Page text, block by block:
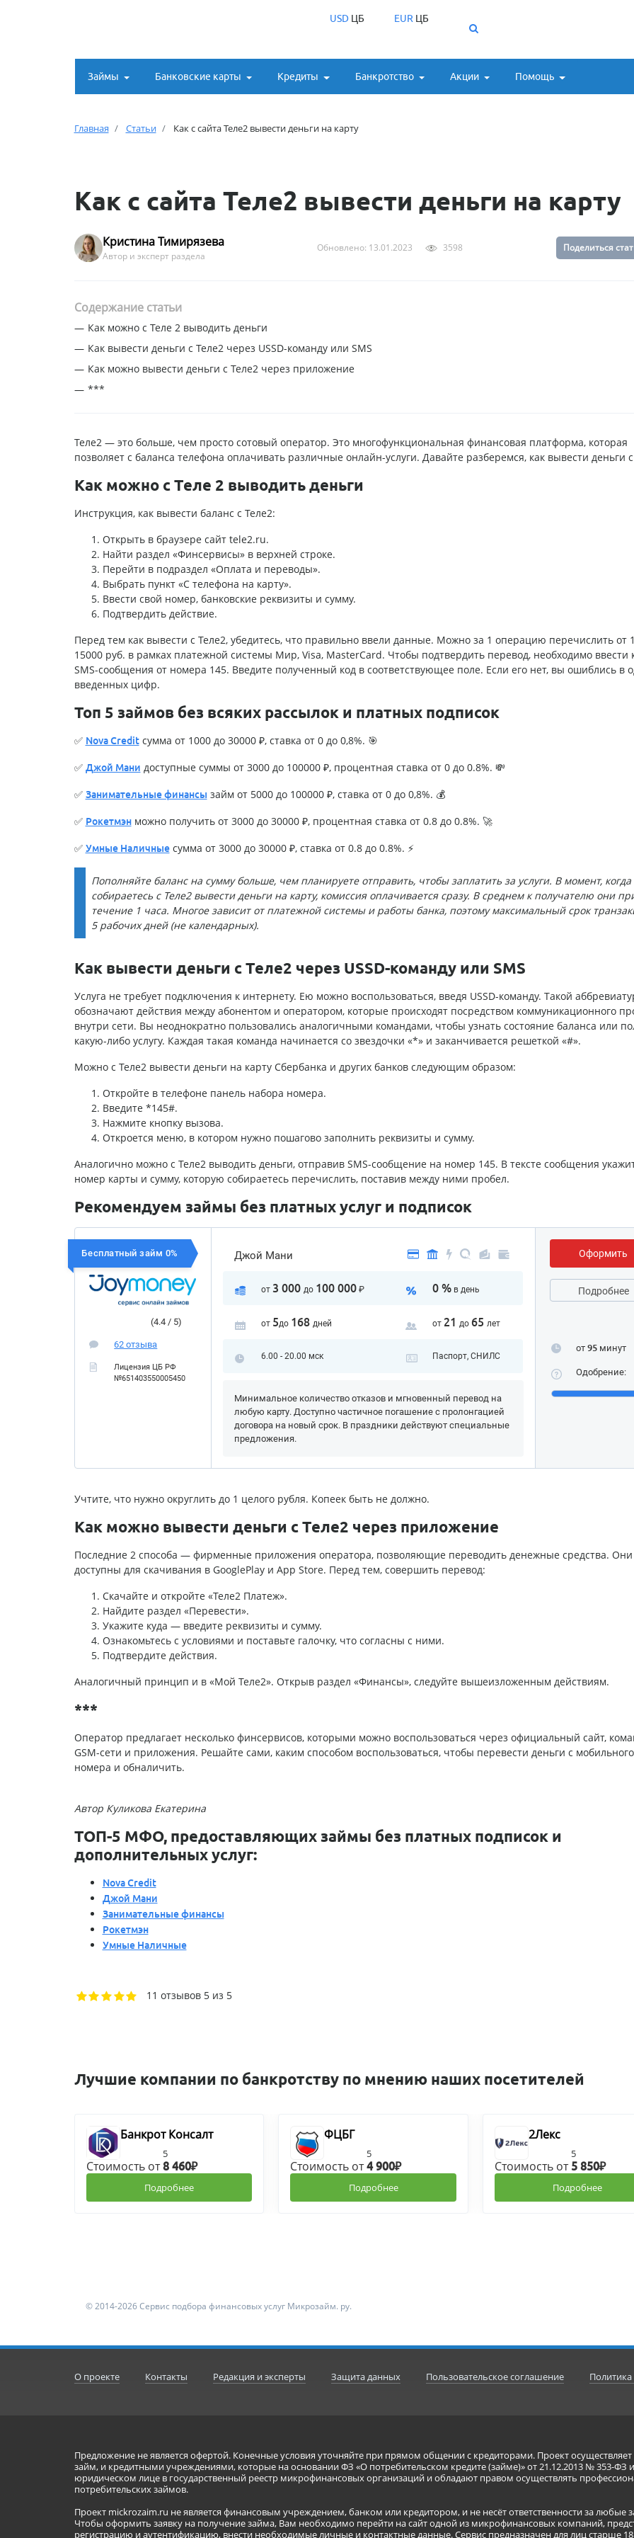
USDЦБ EUR ЦБ
Займы Банковские карты Кредиты Банкротство Акции Помощь
Главная Статьи Как с сайта Теле2 вывести деньги на карту
Как с сайта Теле2 вывести деньги на карту
Кристина Тимирязева
Автор и эксперт раздела
Обновлено: 13.01.2023 3598 Поделиться
Содержание статьи
Как можно с Теле 2 выводить деньги
Как вывести деньги с Теле2 через USSD-команду или SMS
Как можно вывести деньги с Теле2 через приложение
***
Теле2 — это больше, чем просто сотовый оператор. Это многофункциональная финансовая платформа, которая
позволяет с баланса телефона оплачивать различные онлайн-услуги. Давайте разберемся, как вывести деньги
Как можно с Теле 2 выводить деньги
Инструкция, как вывести баланс с Теле2:
Открыть в браузере сайт tele2.ru.
Найти раздел «Финсервисы» в верхней строке.
Перейти в подраздел «Оплата и переводы».
Выбрать пункт «С телефона на карту».
Ввести свой номер, банковские реквизиты и сумму.
Подтвердить действие.
Перед тем как вывести с Теле2, убедитесь, что правильно ввели данные. Можно за 1 операцию перечислить от
15000 руб. в рамках платежной системы Мир, Visa, MasterCard. Чтобы подтвердить перевод, необходимо ввести
SMS-сообщения от номера 145. Введите полученный код в соответствующее поле. Если его нет, вы ошиблись в
введенных цифр.
Топ 5 займов без всяких рассылок и платных подписок
✅ Nova Creditсумма от 1000 до 30000 ₽, ставка от 0 до 0,8%. 🎯
✅ Джой Мани доступные суммы от 3000 до 100000 ₽, процентная ставка от 0 до 0.8%. 💸
✅ Занимательные финансы займ от 5000 до 100000 ₽, ставка от 0 до 0,8%. 💰
✅ Рокетмэнможно получить от 3000 до 30000 ₽, процентная ставка от 0.8 до 0.8%. 🚀
✅ Умные Наличныесумма от 3000 до 30000 ₽, ставка от 0.8 до 0.8%. ⚡
Пополняйте баланс на сумму больше, чем планируете отправить, чтобы заплатить за услуги. В момент, когда
собираетесь с Теле2 вывести деньги на карту, комиссия оплачивается сразу. В среднем к получателю они
течение 1 часа. Многое зависит от платежной системы и работы банка, поэтому максимальный срок
5 рабочих дней (не календарных).
Как вывести деньги с Теле2 через USSD-команду или SMS
Услуга не требует подключения к интернету. Ею можно воспользоваться, введя USSD-команду. Такой
обозначают действия между абонентом и оператором, которые происходят посредством коммуникационного
внутри сети. Вы неоднократно пользовались аналогичными командами, чтобы узнать состояние баланса или
какую-либо услугу. Каждая такая команда начинается со звездочки «*» и заканчивается решеткой «#».
Можно с Теле2 вывести деньги на карту Сбербанка и других банков следующим образом:
Откройте в телефоне панель набора номера.
Введите *145#.
Нажмите кнопку вызова.
Откроется меню, в котором нужно пошагово заполнить реквизиты и сумму.
Аналогично можно с Теле2 выводить деньги, отправив SMS-сообщение на номер 145. В тексте сообщения
номер карты и сумму, которую собираетесь перечислить, поставив между ними пробел.
Рекомендуем займы без платных услуг и подписок
Бесплатный займ 0% Джой Мани
(4.4 / 5)
62 отзыва
Лицензия ЦБ РФ
№651403550005450
от 3 000 до 100 000₽ 0 %в день
от 5до 168 дней от 21 до 65 лет
6.00 - 20.00 мск Паспорт, СНИЛС
от 95минут
Одобрение:
Минимальное количество отказов и мгновенный перевод на
любую карту. Доступно частичное погашение с пролонгацией
договора на новый срок. В праздники действуют специальные
предложения.
Оформить
Подробнее
Учтите, что нужно округлить до 1 целого рубля. Копеек быть не должно.
Как можно вывести деньги с Теле2 через приложение
Последние 2 способа — фирменные приложения оператора, позволяющие переводить денежные средства. Они
доступны для скачивания в GooglePlay и App Store. Перед тем, совершить перевод:
Скачайте и откройте «Теле2 Платеж».
Найдите раздел «Перевести».
Укажите куда — введите реквизиты и сумму.
Ознакомьтесь с условиями и поставьте галочку, что согласны с ними.
Подтвердите действия.
Аналогичный принцип и в «Мой Теле2». Открыв раздел «Финансы», следуйте вышеизложенным действиям.
***
Оператор предлагает несколько финсервисов, которыми можно воспользоваться через официальный сайт,
GSM-сети и приложения. Решайте сами, каким способом воспользоваться, чтобы перевести деньги с мобильного
номера и обналичить.
Автор Куликова Екатерина
ТОП-5 МФО, предоставляющих займы без платных подписок и
дополнительных услуг:
Nova Credit
Джой Мани
Занимательные финансы
Рокетмэн
Умные Наличные
11 отзывов 5 из 5
Лучшие компании по банкротству по мнению наших посетителей
Банкрот Консалт
5
Стоимость от8 460₽
Подробнее
ФЦБГ
5
Стоимость от4 900₽
Подробнее
2Лекс
5
Стоимость от 5 850₽
Подробнее
© 2014-2026 Сервис подбора финансовых услуг Микрозайм. ру.
О проекте Контакты Редакция и эксперты Защита данных Пользовательское соглашение
Предложение не является офертой. Конечные условия уточняйте при прямом общении с кредиторами. Проект
займ, и кредитными учреждениями, которые на основании ФЗ «О потребительском кредите (займе)» от 21.12.2013 № 353-ФЗ
юридическом лице в государственный реестр микрофинансовых организаций и обладают правом осуществлять
потребительских займов.
Проект mickrozaim.ru не является финансовым учреждением, банком или кредитором, и не несёт ответственности за
Чтобы оформить заявку на получение займа, Вам необходимо перейти на сайт одной из микрофинансовых компаний,
регистрацию и аутентификацию, внести необходимые личные и контактные данные. Сервис предназначен для лиц старше 18